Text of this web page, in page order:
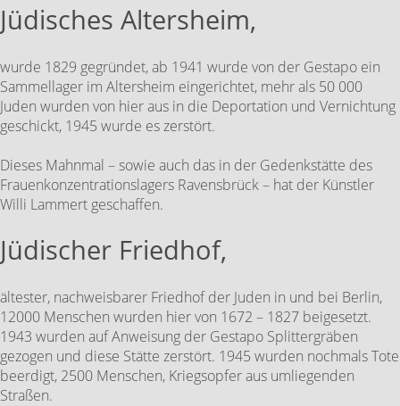
Jüdisches Altersheim,
wurde 1829 gegründet, ab 1941 wurde von der Gestapo ein
Sammellager im Altersheim eingerichtet, mehr als 50 000
Juden wurden von hier aus in die Deportation und Vernichtung
geschickt, 1945 wurde es zerstört.
Dieses Mahnmal – sowie auch das in der Gedenkstätte des
Frauenkonzentrationslagers Ravensbrück – hat der Künstler
Willi Lammert geschaffen.
Jüdischer Friedhof,
ältester, nachweisbarer Friedhof der Juden in und bei Berlin,
12000 Menschen wurden hier von 1672 – 1827 beigesetzt.
1943 wurden auf Anweisung der Gestapo Splittergräben
gezogen und diese Stätte zerstört. 1945 wurden nochmals Tote
beerdigt, 2500 Menschen, Kriegsopfer aus umliegenden
Straßen.